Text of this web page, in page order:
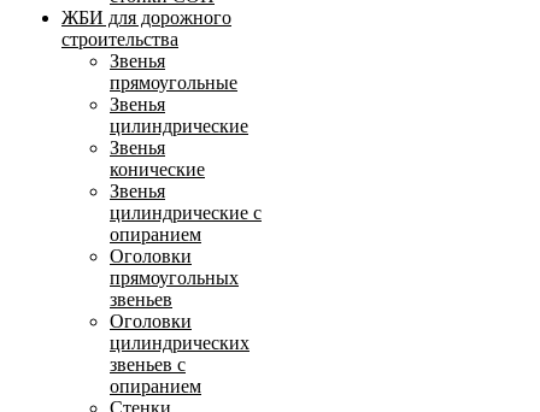
ЖБИ для дорожного
строительства
Звенья
прямоугольные
Звенья
цилиндрические
Звенья
конические
Звенья
цилиндрические с
опиранием
Оголовки
прямоугольных
звеньев
Оголовки
цилиндрических
звеньев с
опиранием
Стенки